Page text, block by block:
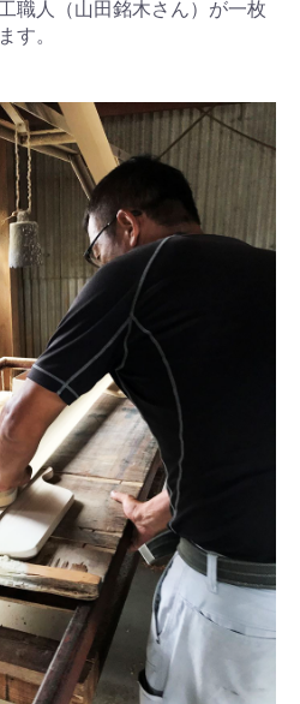
る カートへ進む
職人（山田銘木さん）が一枚
す。